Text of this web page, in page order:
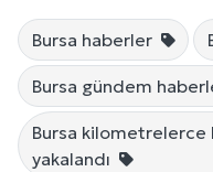
Bursa haberler
Bursa gündem
Bursa kilometrelerce
yakalandı